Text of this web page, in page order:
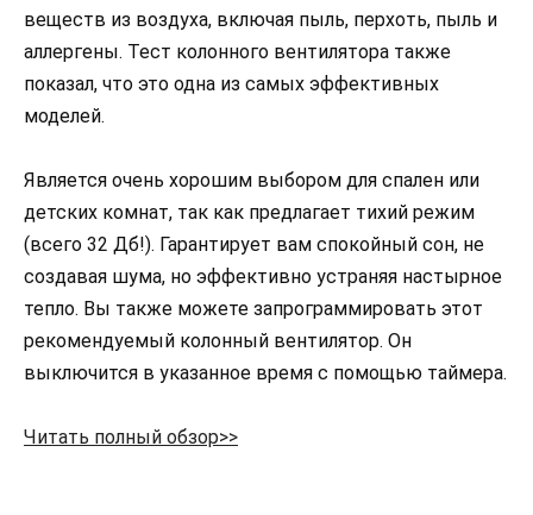
веществ из воздуха, включая пыль, перхоть, пыль и
аллергены. Тест колонного вентилятора также
показал, что это одна из самых эффективных
моделей.
Является очень хорошим выбором для спален или
детских комнат, так как предлагает тихий режим
(всего 32 Дб!). Гарантирует вам спокойный сон, не
создавая шума, но эффективно устраняя настырное
тепло. Вы также можете запрограммировать этот
рекомендуемый колонный вентилятор. Он
выключится в указанное время с помощью таймера.
Читать полный обзор>>